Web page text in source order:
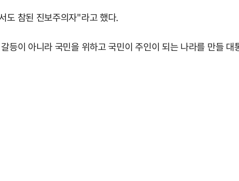
도 참된 진보주의자"라고 했다.
등이 아니라 국민을 위하고 국민이 주인이 되는 나라를 만들